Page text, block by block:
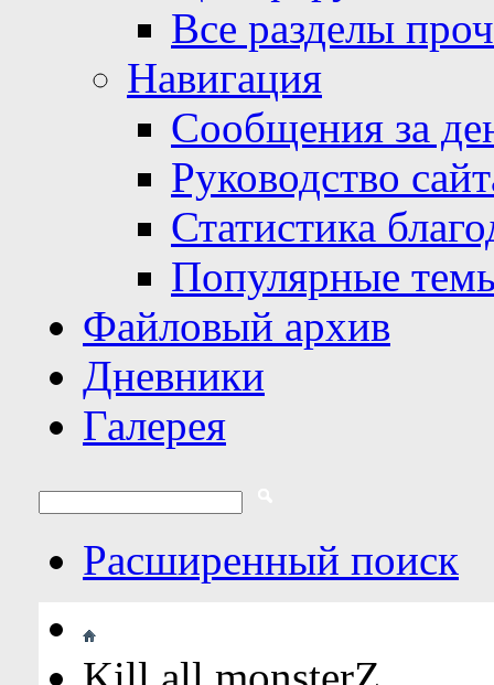
Все разделы
Навигация
Сообщения за
Руководство
Статистика
Популярные
Файловый архив
Дневники
Галерея
Расширенный поиск